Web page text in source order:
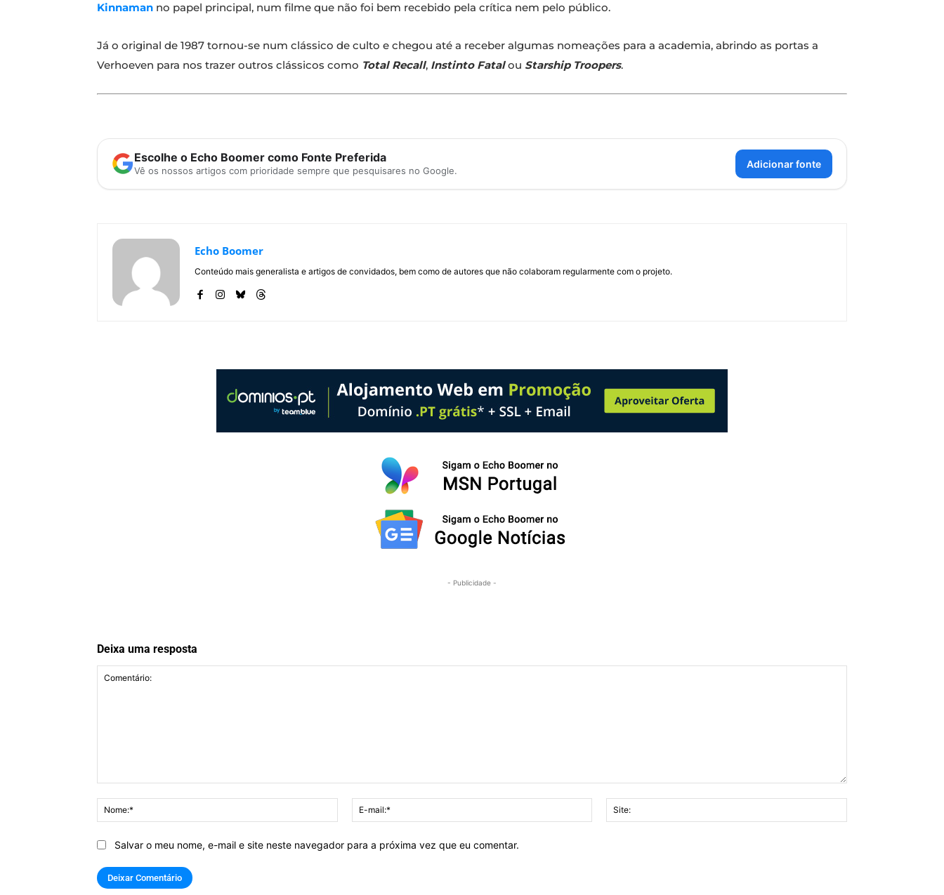
Kinnaman no papel principal, num filme que não foi bem recebido pela crítica nem pelo público.
Já o original de 1987 tornou-se num clássico de culto e chegou até a receber algumas nomeações para a academia, abrindo as portas a
Verhoeven para nos trazer outros clássicos como Total Recall, Instinto Fatalou Starship Troopers.
Escolhe o Echo Boomer como Fonte Preferida
Vê os nossos artigos com prioridade sempre que pesquisares no Google.
Adicionar fonte
Echo Boomer
Conteúdo mais generalista e artigos de convidados, bem como de autores que não colaboram regularmente com o projeto.
- Publicidade -
Deixa uma resposta
Nome:*
mail:*
Salvar o meu nome, e-mail e site neste navegador para a próxima vez que eu comentar.